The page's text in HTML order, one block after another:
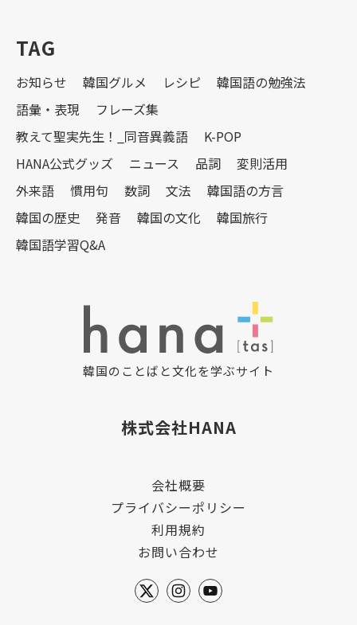
TAG
お知らせ 韓国グルメ レシピ
韓国語の勉強法
語彙・表現
フレーズ集
教えて聖実先生！_同音異義語
K-POP
HANA公式グッズ
ニュース 品詞
変則活用
外来語
慣用句 数詞 文法
韓国語の方言
韓国の歴史
発音 韓国の文化
韓国旅行
韓国語学習Q&A
韓国のことばと文化を学ぶサイト
株式会社HANA
会社概要
プライバシーポリシー
利用規約
お問い合わせ